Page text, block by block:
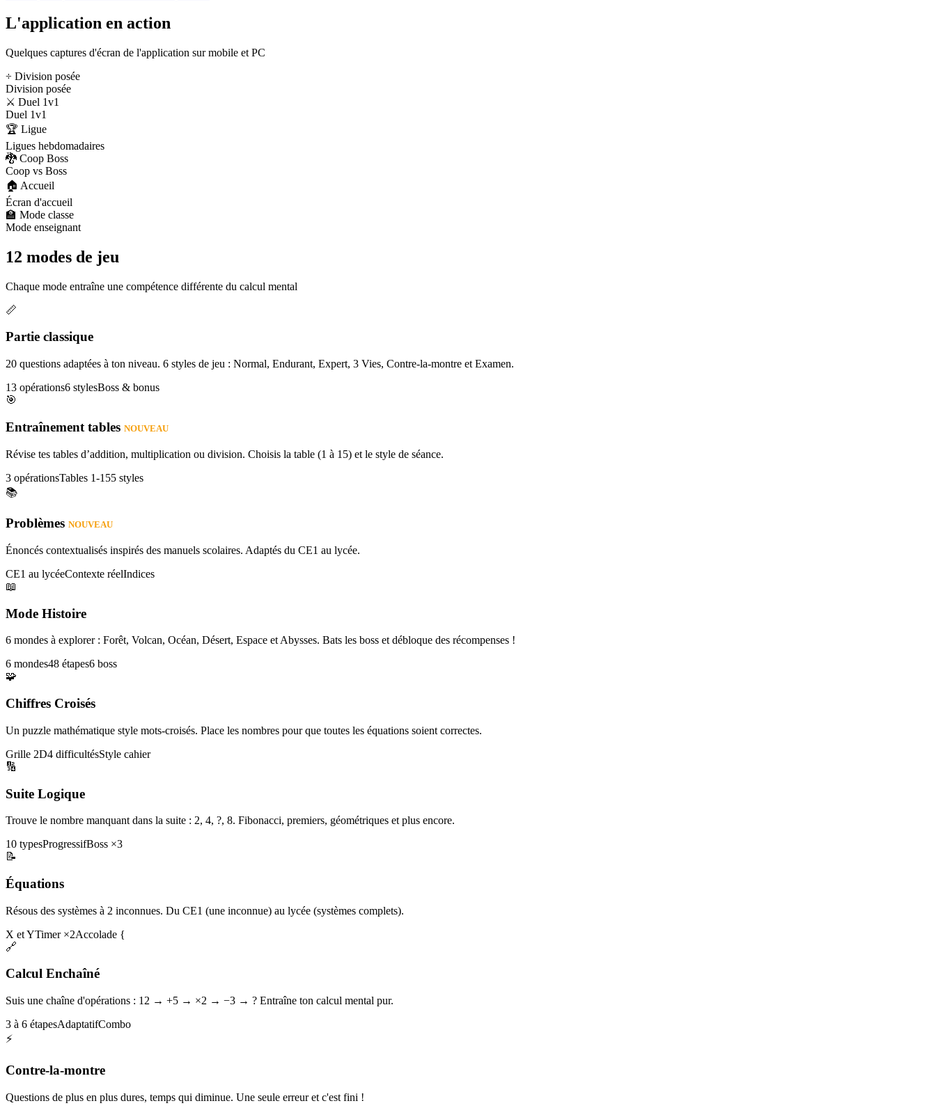
L'application en action
Quelques captures d'écran de l'application sur mobile et PC
÷ Division posée
Division posée
⚔️ Duel 1v1
Duel 1v1
🏆 Ligue
Ligues hebdomadaires
🐉 Coop Boss
Coop vs Boss
🏠 Accueil
Écran d'accueil
🏫 Mode classe
Mode enseignant
12 modes de jeu
Chaque mode entraîne une compétence différente du calcul mental
📏
Partie classique
20 questions adaptées à ton niveau. 6 styles de jeu : Normal, Endurant, Expert, 3 Vies, Contre-la-montre et Examen.
13 opérations6 stylesBoss & bonus
🎯
Entraînement tables NOUVEAU
Révise tes tables d’addition, multiplication ou division. Choisis la table (1 à 15) et le style de séance.
3 opérationsTables 1-155 styles
📚
Problèmes NOUVEAU
Énoncés contextualisés inspirés des manuels scolaires. Adaptés du CE1 au lycée.
CE1 au lycéeContexte réelIndices
📖
Mode Histoire
6 mondes à explorer : Forêt, Volcan, Océan, Désert, Espace et Abysses. Bats les boss et débloque des récompenses !
6 mondes48 étapes6 boss
🧩
Chiffres Croisés
Un puzzle mathématique style mots-croisés. Place les nombres pour que toutes les équations soient correctes.
Grille 2D4 difficultésStyle cahier
🔢
Suite Logique
Trouve le nombre manquant dans la suite : 2, 4, ?, 8. Fibonacci, premiers, géométriques et plus encore.
10 typesProgressifBoss ×3
📝
Équations
Résous des systèmes à 2 inconnues. Du CE1 (une inconnue) au lycée (systèmes complets).
X et YTimer ×2Accolade {
🔗
Calcul Enchaîné
Suis une chaîne d'opérations : 12 → +5 → ×2 → −3 → ? Entraîne ton calcul mental pur.
3 à 6 étapesAdaptatifCombo
⚡
Contre-la-montre
Questions de plus en plus dures, temps qui diminue. Une seule erreur et c'est fini !